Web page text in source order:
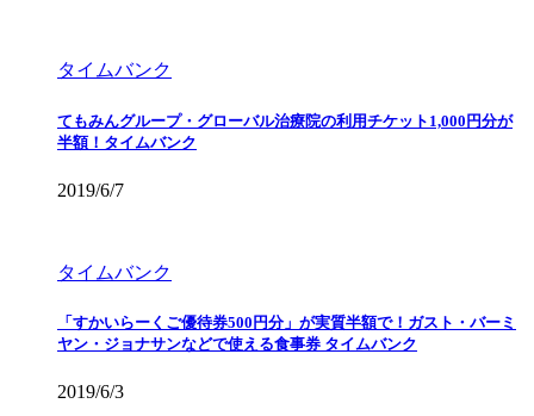
タイムバンク
てもみんグループ・グローバル治療院の利用チケット1,000円分が
半額！タイムバンク
2019/6/7
タイムバンク
「すかいらーくご優待券500円分」が実質半額で！ガスト・バーミ
ヤン・ジョナサンなどで使える食事券 タイムバンク
2019/6/3